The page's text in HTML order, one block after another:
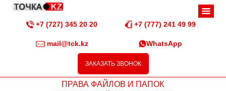
+7 (727) 345 20 20 +7 (777) 241 49 99
mail@tck.kz WhatsApp
ЗАКАЗАТЬ ЗВОНОК
ПРАВА ФАЙЛОВ И ПАПОК